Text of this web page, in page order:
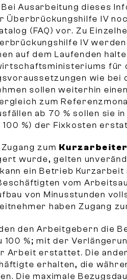
Bei Ausarbeitung dieses
Überbrückungshilfe IV
(FAQ) vor. Zu
IV
auf dem Laufenden
für
wie
sollen weiterhin
zum
ab 70 % sollen sie
100 %) der Fixkosten
zum
wurde, gelten
ein Betrieb Kurzarbeit
vom
von Minusstunden
haben Zugang
den Arbeitgebern die
%; mit der
Arbeit erstattet. Die
erhalten, die
Die maximale